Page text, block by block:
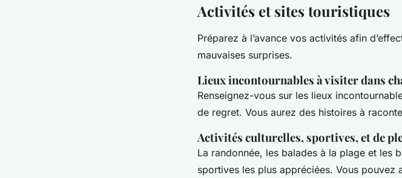
Activités et sites touristiques
Préparez à l’avance vos activités afin
mauvaises surprises.
Lieux incontournables à visiter dans
Renseignez-vous sur les lieux
de regret. Vous aurez des histoires à
Activités culturelles, sportives, et de
La randonnée, les balades à la plage et les
sportives les plus appréciées. Vous pouvez